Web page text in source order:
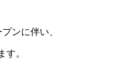
ンに伴い、
す。